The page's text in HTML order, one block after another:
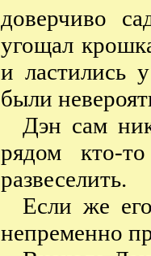
доверчиво
угощал
и ластились
были
Дэн сам
рядом кто-
развеселить.
Если же
непременно